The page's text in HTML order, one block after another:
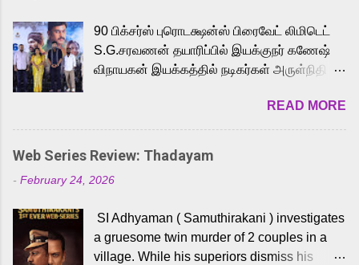
to the iconic superhero He-Man. Known for
memorable songs like “Behene De” from
Raavan, “Oru Maalai” from Ghajini, and
loved for his versatile voice and strong
command over multiple languages, making
him a strong fit for the legendary character.
cinema, voices the menacing Skeletor
across the Tamil, Malayalam, and Telugu
versions. Joining them is Action King Arjun...
90 பிக்சர்ஸ் புரொடக்ஷன்ஸ் பிரைவேட் லிமிடெட்
S.G.சரவணன் தயாரிப்பில் இயக்குநர் கணேஷ்
விநாயகன் இயக்கத்தில் நடிகர்கள் அருள்நிதி -
முக்கிய வேடத்தில் இணைந்து நடித்திருக்கும்
'அருள்வான்' திரைப்படத்தினை
பத்திரிக்கையாளர் சந்திப்பு சென்னையில்
நடைபெற்றது. இயக்குநர் கணேஷ் விநாயகன்
இயக்கத்தில் உருவாகியுள்ள 'அருள்வான்'
வெங்கட், ரம்யா பாண்டியன், வி டி வி கணேஷ் ,
ஜான் விஜய், பேபி கிருத்திகா, 'பருத்திவீரன்'
சரவணன், ஹரிஷ் உத்தமன் உள்ளிட்ட பலர்
READ MORE
Web Series Review: Thadayam
- February 24, 2026
SI Adhyaman ( Samuthirakani ) investigates
a gruesome twin murder of 2 couples in a
village. While his superiors dismiss his